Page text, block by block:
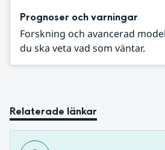
Prognoser och varningar
Forskning och avancerad
du ska veta vad som väntar.
Relaterade länkar